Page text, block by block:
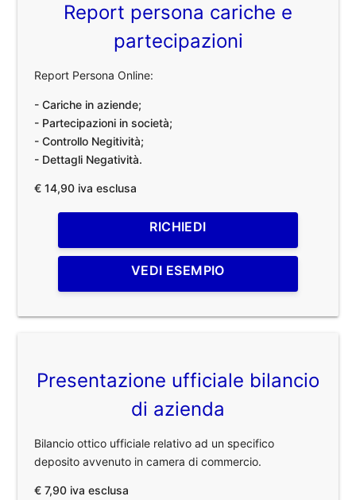
Report persona cariche e
partecipazioni
Report Persona Online:
- Cariche in aziende;
- Partecipazioni in società;
- Controllo Negitività;
- Dettagli Negatività.
€ 14,90 iva esclusa
RICHIEDI
VEDI ESEMPIO
Presentazione ufficiale bilancio
di azienda
Bilancio ottico ufficiale relativo ad un specifico
deposito avvenuto in camera di commercio.
€ 7,90 iva esclusa